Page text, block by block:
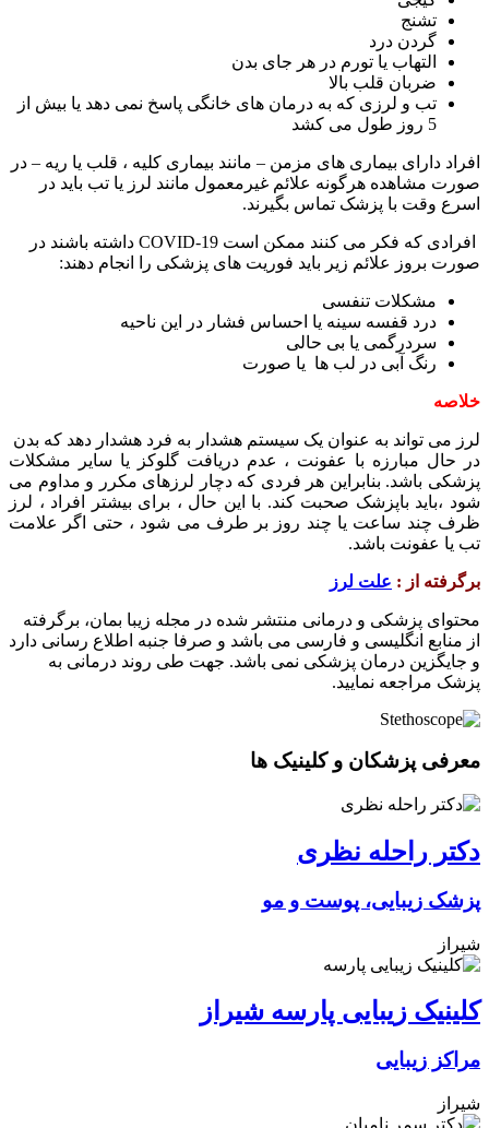
تشنج
گردن درد
التهاب یا تورم در هر جای بدن
ضربان قلب بالا
تب و لرزی که به درمان های خانگی پاسخ نمی دهد یا بیش از
5 روز طول می کشد
افراد دارای بیماری های مزمن – مانند بیماری کلیه ، قلب یا ریه – در
صورت مشاهده هرگونه علائم غیرمعمول مانند لرز یا تب باید در
اسرع وقت با پزشک تماس بگیرند.
افرادی که فکر می کنند ممکن است COVID-19 داشته باشند در
صورت بروز علائم زیر باید فوریت های پزشکی را انجام دهند:
مشکلات تنفسی
درد قفسه سینه یا احساس فشار در این ناحیه
سردرگمی یا بی حالی
رنگ آبی در لب ها یا صورت
خلاصه
لرز می تواند به عنوان یک سیستم هشدار به فرد هشدار دهد که بدن
در حال مبارزه با عفونت ، عدم دریافت گلوکز یا سایر مشکلات
پزشکی باشد. بنابراین هر فردی که دچار لرزهای مکرر و مداوم می
شود ،باید باپزشک صحبت کند. با این حال ، برای بیشتر افراد ، لرز
ظرف چند ساعت یا چند روز بر طرف می شود ، حتی اگر علامت
تب یا عفونت باشد.
برگرفته از : علت لرز
محتوای پزشکی و درمانی منتشر شده در مجله زیبا بمان، برگرفته
از منابع انگلیسی و فارسی می باشد و صرفا جنبه اطلاع رسانی دارد
و جایگزین درمان پزشکی نمی باشد. جهت طی روند درمانی به
پزشک مراجعه نمایید.
معرفی پزشکان و کلینیک ها
دکتر راحله نظری
پزشک زیبایی، پوست و مو
شیراز
کلینیک زیبایی پارسه شیراز
مراکز زیبایی
شیراز